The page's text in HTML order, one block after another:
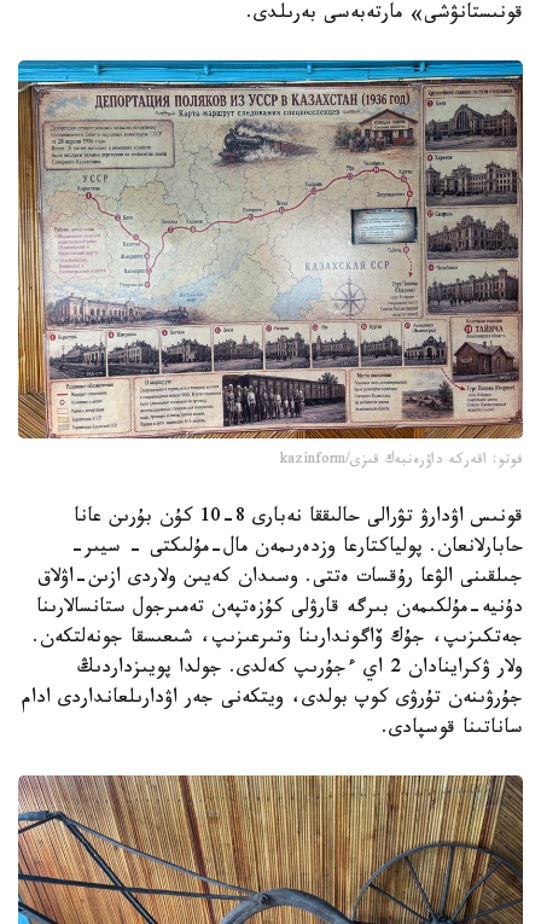
قونىستانۋشى» مارتەبەسى بەرىلدى.
فوتو: اقەركە داۋرەنبەك قىزى/kazinform
قونىس اۋدارۋ تۋرالى حالىققا نەبارى 8-10 كۇن بۇرىن عانا
حابارلانعان. پولياكتارعا وزدەرىمەن مال-مۇلىكتى - سيىر-
جىلقىنى الۋعا رۇقسات ەتتى. وسىدان كەيىن ولاردى ازىن-اۋلاق
دۇنيە-مۇلكىمەن بىرگە قارۋلى كۇزەتپەن تەمىرجول ستانسالارىنا
جەتكىزىپ، جۇك ۆاگوندارىنا وتىرعىزىپ، شىعىسقا جونەلتكەن.
ولار ۋكراينادان 2 اي ءجۇرىپ كەلدى. جولدا پويىزداردىڭ
جۇرۋىنەن تۇرۋى كوپ بولدى، ويتكەنى جەر اۋدارىلعانداردى ادام
ساناتىنا قوسپادى.